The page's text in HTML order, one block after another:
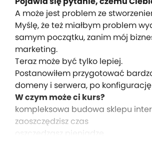
A może jest problem ze
Myślę, że też miałbym problem
samym początku, zanim mój
marketing.
Teraz może być tylko lepiej.
Postanowiłem przygotować
domeny i serwera, po
W czym może ci kurs?
kompleksowa budowa sklepu
zaoszczędzisz czas
oszczędzasz pieniądze
poznasz proces budowy sklepu
Prawda jest taka, że możesz